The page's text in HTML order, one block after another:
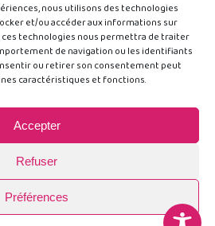
nous utilisons des technologies
et/ou accéder aux informations sur
ces technologies nous permettra de traiter
de navigation ou les identifiants
ou retirer son consentement peut
caractéristiques et fonctions.
Accepter
Refuser
Préférences
mardi et jeudi : 9h – 12h
RéalisationJoli Projet
légales